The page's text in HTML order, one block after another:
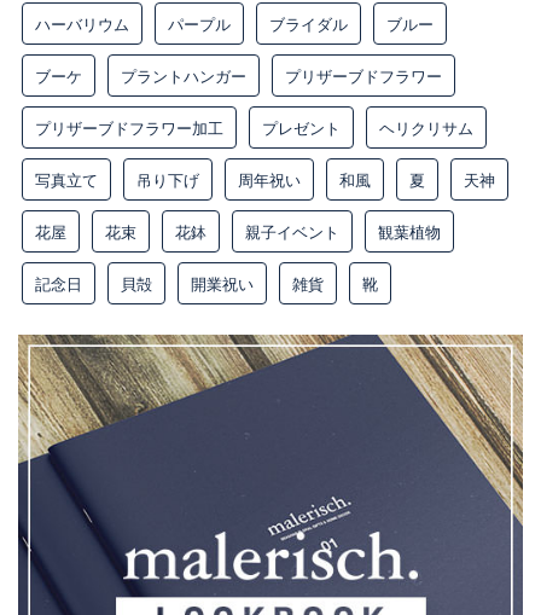
ハーバリウム パープル ブライダル ブルー
ブーケ プラントハンガー プリザーブドフラワー
プリザーブドフラワー加工 プレゼント ヘリクリサム
写真立て 吊り下げ 周年祝い 和風 夏 天神
花屋 花束 花鉢 親子イベント 観葉植物
記念日 貝殻 開業祝い 雑貨 靴